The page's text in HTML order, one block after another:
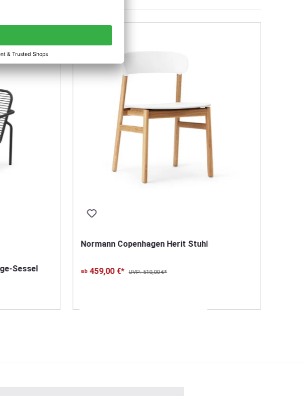
Sessel
Normann Copenhagen Herit Stuhl
ab 459,00 €* UVP: 510,00 €*